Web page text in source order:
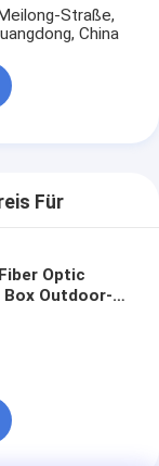
Straße,
China
Für
Optic
Outdoor-